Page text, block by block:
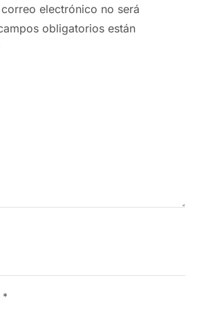
electrónico no será
obligatorios están
*